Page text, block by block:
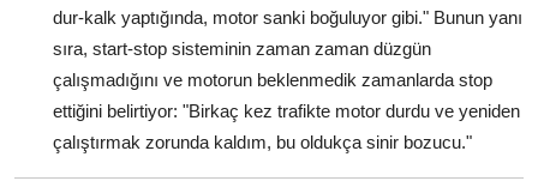
dur-kalk yaptığında, motor sanki boğuluyor gibi." Bunun yanı
sıra, start-stop sisteminin zaman zaman düzgün
çalışmadığını ve motorun beklenmedik zamanlarda stop
ettiğini belirtiyor: "Birkaç kez trafikte motor durdu ve yeniden
çalıştırmak zorunda kaldım, bu oldukça sinir bozucu."